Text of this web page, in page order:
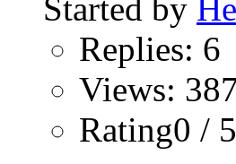
Started by
Replies: 6
Views:
Rating0 / 5